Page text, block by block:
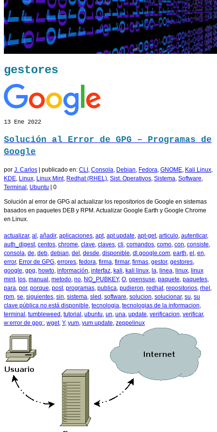
gestores
13 Ene 2022
Solución al Error de GPG – Programas de
Google
por J. Carlos publicado en: CLI , Consola, Debian, Fedora, GNOME, Kali Linux,
KDE, Linux, Linux Mint, Redhat (RHEL), Sist. Operativos, Sistema, Software,
Terminal , Ubuntu 0
Solución al error de GPG al actualizar los repositorios de Google en sistemas
basados en paquetes DEB y RPM. Actualizar Google Earth y Google Chrome
en Linux.
actualizar, al , añadir, aplicaciones, apt, apt update, apt-get, articulo, autenticar,
auth_digest, centos, chrome, clave, claves, cli, comandos, como, con, consiste,
consola, de, deb, debian, del , desde, disponible, dl.google.com, earth, el , en,
error, Error de GPG, errores, fedora, firma, firmar, firmas, gestor, gestores,
google, gpg, howto, información, interfaz, kali, kali linux, la, linea, linux, linux
mint, los, manual , metodo, no, NO_PUBKEY, O, opensuse, paquete, paquetes,
para, por, porque, post, programas, publica, pudieron, redhat, repositorios, rhel ,
rpm, se, siguientes, sin, sistema, sled , software, solucion, solucionar, su, su
clave pública no está disponible, tecnologia, tecnologias de la informacion,
terminal , tumbleweed , tutorial , ubuntu, un, una, update, verificacion, verificar,
w:error de gpg:, wget, Y, yum, yum update, zeppelinux